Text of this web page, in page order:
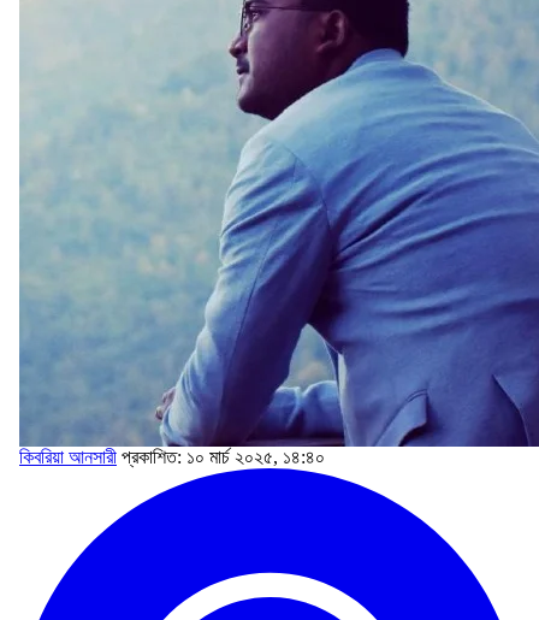
কিবরিয়া আনসারী প্রকাশিত: ১০ মার্চ ২০২৫, ১৪:৪০